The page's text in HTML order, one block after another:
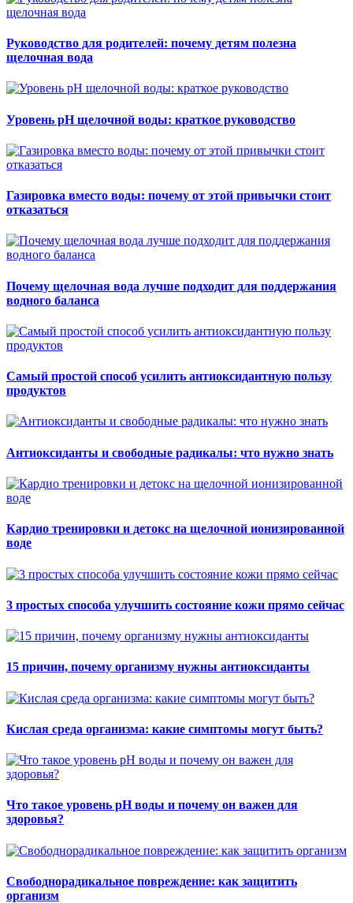
Руководство для родителей: почему детям полезна
щелочная вода
Уровень pH щелочной воды: краткое руководство
Газировка вместо воды: почему от этой привычки стоит
отказаться
Почему щелочная вода лучше подходит для поддержания
водного баланса
Самый простой способ усилить антиоксидантную пользу
продуктов
Антиоксиданты и свободные радикалы: что нужно знать
Кардио тренировки и детокс на щелочной ионизированной
воде
3 простых способа улучшить состояние кожи прямо сейчас
15 причин, почему организму нужны антиоксиданты
Кислая среда организма: какие симптомы могут быть?
Что такое уровень pH воды и почему он важен для
здоровья?
Свободнорадикальное повреждение: как защитить
организм